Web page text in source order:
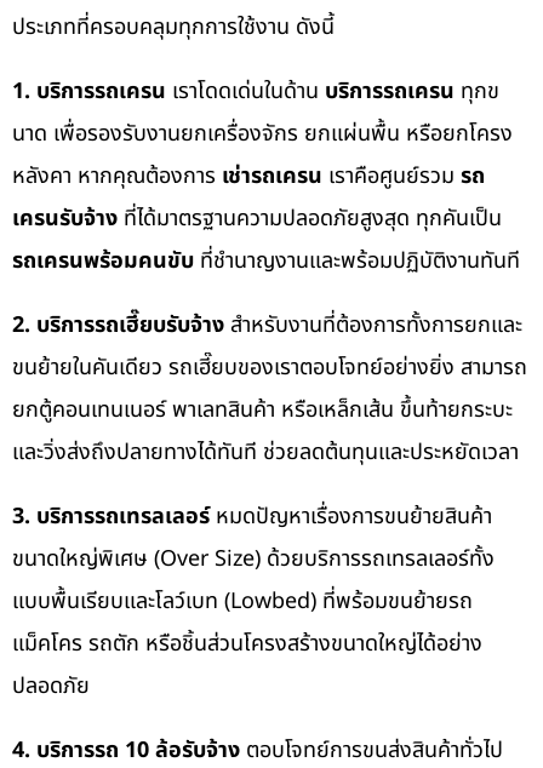
ประเภทที่ครอบคลุมทุกการใช้งาน ดังนี้
1. บริการรถเครน เราโดดเด่นในด้าน บริการรถเครน ทุกข
นาด เพื่อรองรับงานยกเครื่องจักร ยกแผ่นพื้น หรือยกโครง
หลังคา หากคุณต้องการ เช่ารถเครน เราคือศูนย์รวม รถ
เครนรับจ้าง ที่ได้มาตรฐานความปลอดภัยสูงสุด ทุกคันเป็น
รถเครนพร้อมคนขับ ที่ชำนาญงานและพร้อมปฏิบัติงานทันที
2. บริการรถเฮี๊ยบรับจ้าง สำหรับงานที่ต้องการทั้งการยกและ
ขนย้ายในคันเดียว รถเฮี๊ยบของเราตอบโจทย์อย่างยิ่ง สามารถ
ยกตู้คอนเทนเนอร์ พาเลทสินค้า หรือเหล็กเส้น ขึ้นท้ายกระบะ
และวิ่งส่งถึงปลายทางได้ทันที ช่วยลดต้นทุนและประหยัดเวลา
3. บริการรถเทรลเลอร์หมดปัญหาเรื่องการขนย้ายสินค้า
ขนาดใหญ่พิเศษ (Over Size) ด้วยบริการรถเทรลเลอร์ทั้ง
แบบพื้นเรียบและโลว์เบท (Lowbed) ที่พร้อมขนย้ายรถ
แม็คโคร รถตัก หรือชิ้นส่วนโครงสร้างขนาดใหญ่ได้อย่าง
ปลอดภัย
4. บริการรถ 10 ล้อรับจ้าง ตอบโจทย์การขนส่งสินค้าทั่วไป